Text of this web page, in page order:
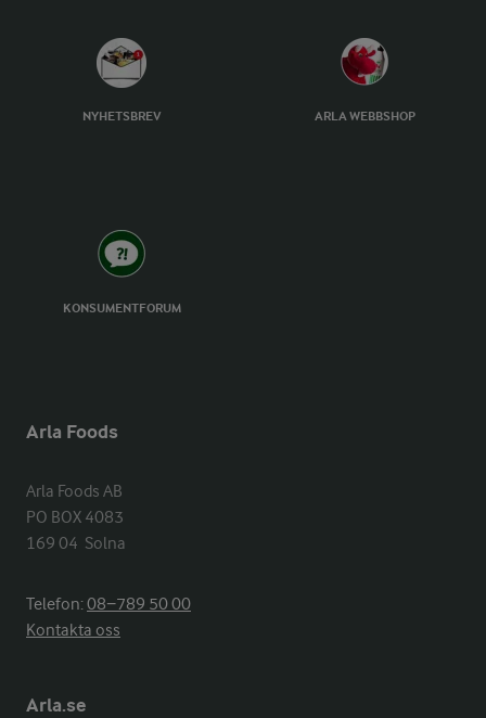
NYHETSBREV ARLA WEBBSHOP
KONSUMENTFORUM
Arla Foods
Arla Foods AB
PO BOX 4083
169 04  Solna
Telefon:08−789 50 00
Kontakta oss
Arla.se